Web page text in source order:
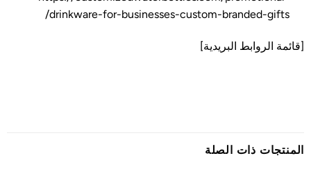
drinkware-for-businesses-custom-branded-gifts/
[قائمة الروابط البريدية]
المنتجات ذات الصلة